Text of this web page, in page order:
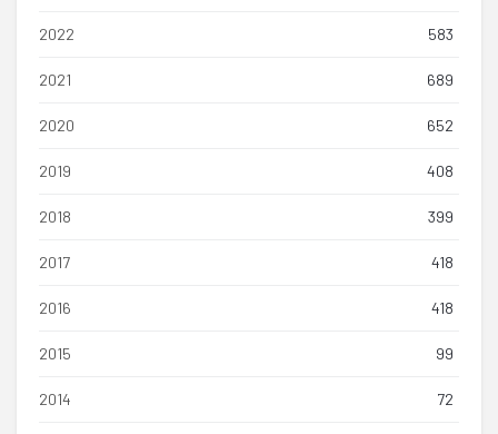
2022 583
2021 689
2020 652
2019 408
2018 399
2017 418
2016 418
2015 99
2014 72